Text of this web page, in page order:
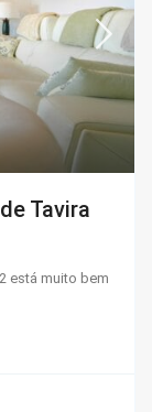
Tavira
está muito bem